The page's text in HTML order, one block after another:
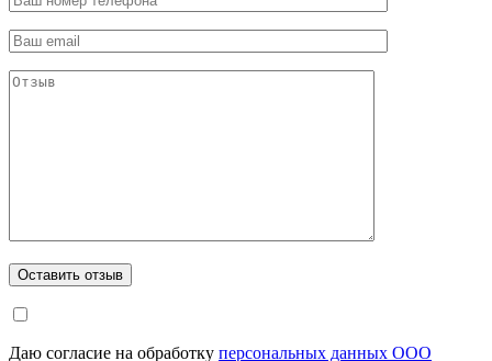
Даю согласие на обработку персональных данных ООО